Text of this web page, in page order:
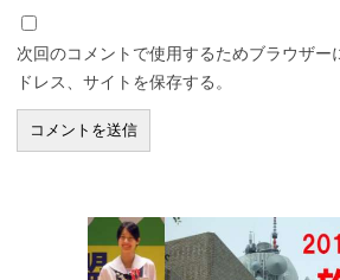
次回のコメントで使用するためブラウザー
ドレス、サイトを保存する。